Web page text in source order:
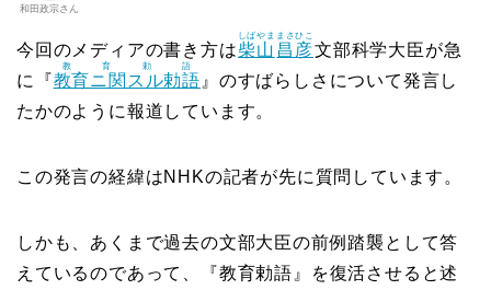
和田政宗さん
今回のメディアの書き方は柴山
しばやま
昌彦
まさひこ
文部科学大臣が急
に『教育ニ関スル勅語
教育勅語
』のすばらしさについて発言し
たかのように報道しています。
この発言の経緯はNHKの記者が先に質問しています。
しかも、あくまで過去の文部大臣の前例踏襲として答
えているのであって、『教育勅語』を復活させると述